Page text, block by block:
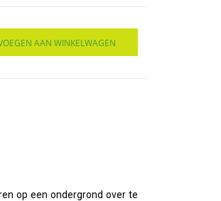
AAN WINKELWAGEN
op een ondergrond over te